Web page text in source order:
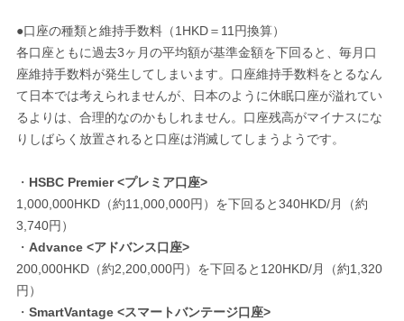
●口座の種類と維持手数料（1HKD＝11円換算）
各口座ともに過去3ヶ月の平均額が基準金額を下回ると、毎月口
座維持手数料が発生してしまいます。口座維持手数料をとるなん
て日本では考えられませんが、日本のように休眠口座が溢れてい
るよりは、合理的なのかもしれません。口座残高がマイナスにな
りしばらく放置されると口座は消滅してしまうようです。
・ HSBC Premier <プレミア口座>
1,000,000HKD（約11,000,000円）を下回ると340HKD/月（約
3,740円）
・ Advance <アドバンス口座>
200,000HKD（約2,200,000円）を下回ると120HKD/月（約1,320
円）
・ SmartVantage <スマートバンテージ口座>